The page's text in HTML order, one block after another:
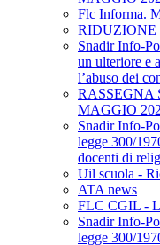
Flc Informa.
RIDUZIONE
Snadir Info-
un ulteriore e
l’abuso dei
RASSEGNA
MAGGIO
Snadir Info-
legge 300/
docenti di
Uil scuola -
ATA news
FLC CGIL -
Snadir Info-
legge 300/